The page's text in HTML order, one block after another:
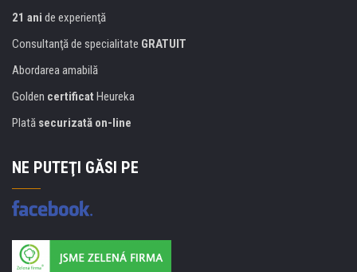
21 ani de experienţă
Consultanţă de specialitate GRATUIT
Abordarea amabilă
Golden certificat Heureka
Plată securizată on-line
NE PUTEŢI GĂSI PE